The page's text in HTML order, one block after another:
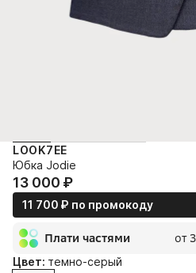
LOOK7EE
Юбка Jodie
13 000⁠ ⁠₽
11 700⁠ ⁠₽ по промокоду
Плати частями от
2 мес.
Цвет: темно-серый